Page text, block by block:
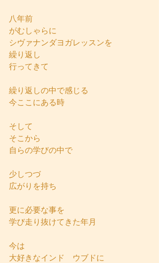
八年前
がむしゃらに
シヴァナンダヨガレッスンを
繰り返し
行ってきて
繰り返しの中で感じる
今ここにある時
そして
そこから
自らの学びの中で
少しつづ
広がりを持ち
更に必要な事を
学び走り抜けてきた年月
今は
大好きなインド　ウブドに